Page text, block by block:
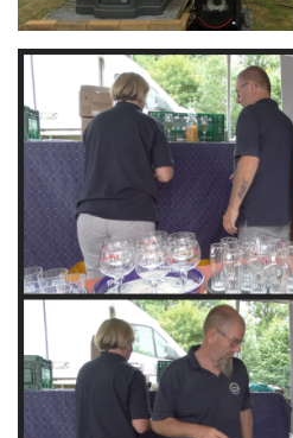
Branding
ARMCHAIR